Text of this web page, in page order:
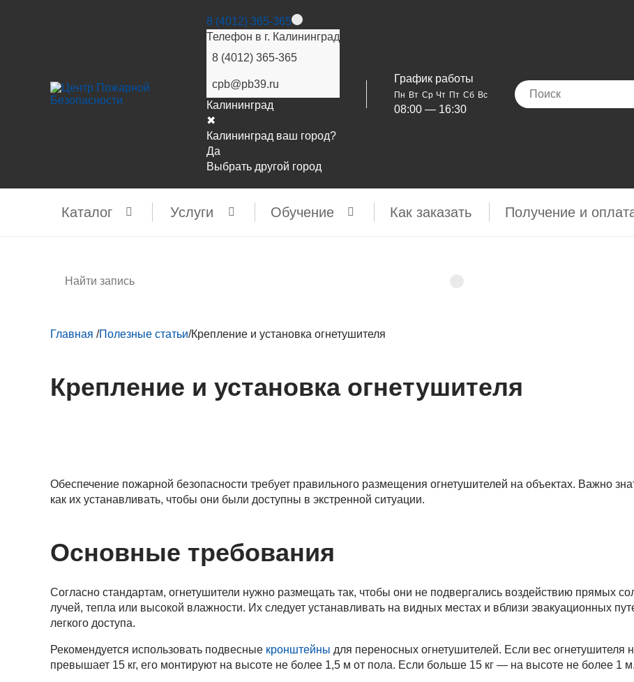
8 (4012) 365-365
Телефон в г. Калининград
8 (4012) 365-365
cpb@pb39.ru
Калининград
✖
Калининград ваш город?
Да
Выбрать другой город
График работы
Пн Вт Ср Чт Пт Сб Вс
08:00 — 16:30
Каталог Услуги Обучение Как заказать Получение и
Главная /Полезные статьи/Крепление и установка огнетушителя
Крепление и установка огнетушителя
Обеспечение пожарной безопасности требует правильного размещения огнетушителей на объектах. Важно
как их устанавливать, чтобы они были доступны в экстренной ситуации.
Основные требования
Согласно стандартам, огнетушители нужно размещать так, чтобы они не подвергались воздействию прямых
лучей, тепла или высокой влажности. Их следует устанавливать на видных местах и вблизи эвакуационных
легкого доступа.
Рекомендуется использовать подвесные кронштейны для переносных огнетушителей. Если вес огнетушителя
превышает 15 кг, его монтируют на высоте не более 1,5 м от пола. Если больше 15 кг — на высоте не более 1 м.